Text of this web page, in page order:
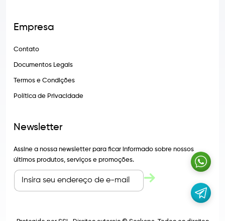
Empresa
Contato
Documentos Legais
Termos e Condições
Política de Privacidade
Newsletter
Assine a nossa newsletter para ficar informado sobre nossos
últimos produtos, serviços e promoções.